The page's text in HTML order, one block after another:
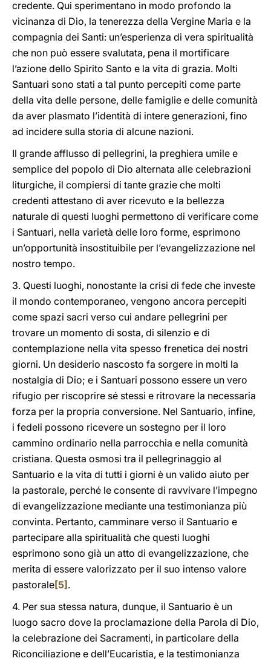
credente. Qui sperimentano in modo profondo la
vicinanza di Dio, la tenerezza della Vergine Maria e la
compagnia dei Santi: un’esperienza di vera spiritualità
che non può essere svalutata, pena il mortificare
l’azione dello Spirito Santo e la vita di grazia. Molti
Santuari sono stati a tal punto percepiti come parte
della vita delle persone, delle famiglie e delle comunità
da aver plasmato l’identità di intere generazioni, fino
ad incidere sulla storia di alcune nazioni.
Il grande afflusso di pellegrini, la preghiera umile e
semplice del popolo di Dio alternata alle celebrazioni
liturgiche, il compiersi di tante grazie che molti
credenti attestano di aver ricevuto e la bellezza
naturale di questi luoghi permettono di verificare come
i Santuari, nella varietà delle loro forme, esprimono
un’opportunità insostituibile per l’evangelizzazione nel
nostro tempo.
3. Questi luoghi, nonostante la crisi di fede che investe
il mondo contemporaneo, vengono ancora percepiti
come spazi sacri verso cui andare pellegrini per
trovare un momento di sosta, di silenzio e di
contemplazione nella vita spesso frenetica dei nostri
giorni. Un desiderio nascosto fa sorgere in molti la
nostalgia di Dio; e i Santuari possono essere un vero
rifugio per riscoprire sé stessi e ritrovare la necessaria
forza per la propria conversione. Nel Santuario, infine,
i fedeli possono ricevere un sostegno per il loro
cammino ordinario nella parrocchia e nella comunità
cristiana. Questa osmosi tra il pellegrinaggio al
Santuario e la vita di tutti i giorni è un valido aiuto per
la pastorale, perché le consente di ravvivare l’impegno
di evangelizzazione mediante una testimonianza più
convinta. Pertanto, camminare verso il Santuario e
partecipare alla spiritualità che questi luoghi
esprimono sono già un atto di evangelizzazione, che
merita di essere valorizzato per il suo intenso valore
pastorale[5] .
4. Per sua stessa natura, dunque, il Santuario è un
luogo sacro dove la proclamazione della Parola di Dio,
la celebrazione dei Sacramenti, in particolare della
Riconciliazione e dell’Eucaristia, e la testimonianza